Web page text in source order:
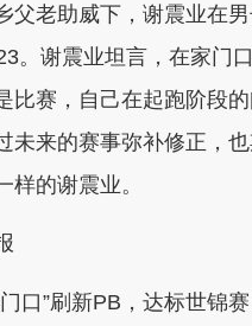
父老助威下，谢震业在
。谢震业坦言，在家门
比赛，自己在起跑阶段
未来的赛事弥补修正，
样的谢震业。
口”刷新PB，达标世锦